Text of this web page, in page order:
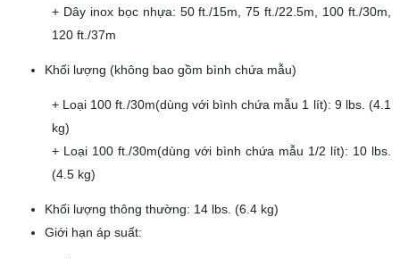
+ Dây inox bọc nhựa: 50 ft./15m, 75 ft./22.5m, 100 ft./30m,
120 ft./37m
Khối lượng (không bao gồm bình chứa mẫu)
+ Loại 100 ft./30m(dùng với bình chứa mẫu 1 lít): 9 lbs. (4.1
kg)
+ Loại 100 ft./30m(dùng với bình chứa mẫu 1/2 lít): 10 lbs.
(4.5 kg)
Khối lượng thông thường: 14 lbs. (6.4 kg)
Giới hạn áp suất: